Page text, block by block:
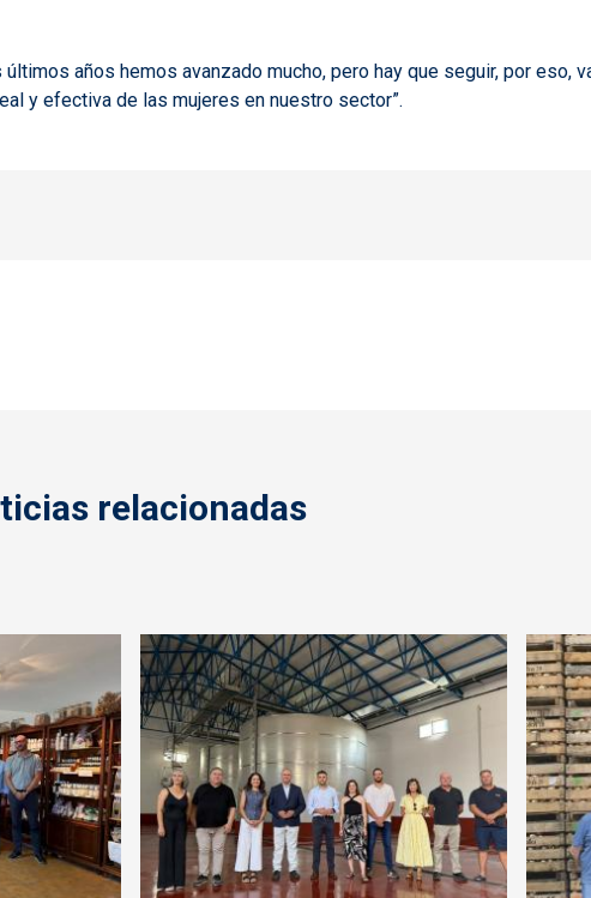
años hemos avanzado mucho, pero hay que seguir, por eso,
y efectiva de las mujeres en nuestro sector”.
relacionadas